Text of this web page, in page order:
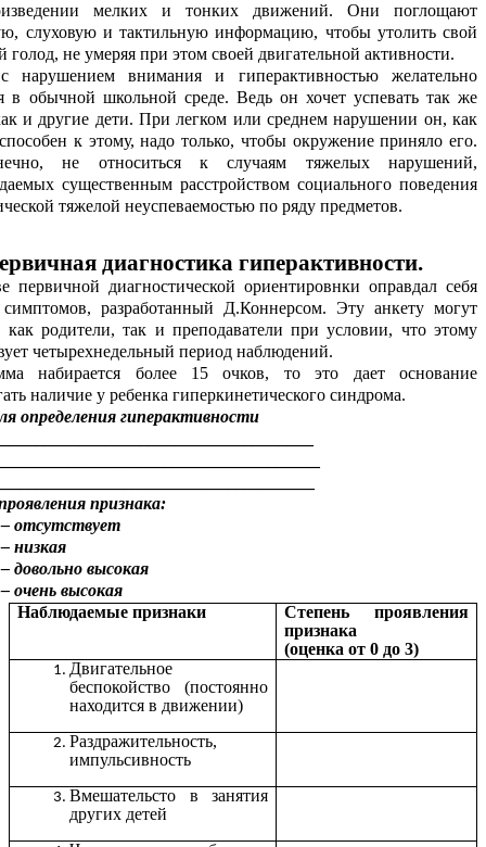
мелких и тонких движений. Они поглощают
слуховую и тактильную информацию, чтобы утолить свой
голод, не умеряя при этом своей двигательной активности.
нарушением внимания и гиперактивностью желательно
в обычной школьной среде. Ведь он хочет успевать так же
и другие дети. При легком или среднем нарушении он, как
к этому, надо только, чтобы окружение приняло его.
не относиться к случаям тяжелых нарушений,
существенным расстройством социального поведения
тяжелой неуспеваемостью по ряду предметов.
диагностика гиперактивности.
первичной диагностической ориентировнки оправдал себя
симптомов, разработанный Д.Коннерсом. Эту анкету могут
как родители, так и преподаватели при условии, что этому
четырехнедельный период наблюдений.
набирается более 15 очков, то это дает основание
наличие у ребенка гиперкинетического синдрома.
определения гиперактивности
признака:
отсутствует
низкая
довольно высокая
очень высокая
Наблюдаемые признаки
Степень проявления
признака
(оценка от 0 до 3)
Двигательное
беспокойство (постоянно
находится в движении)
Раздражительность,
импульсивность
Вмешательсто в занятия
других детей